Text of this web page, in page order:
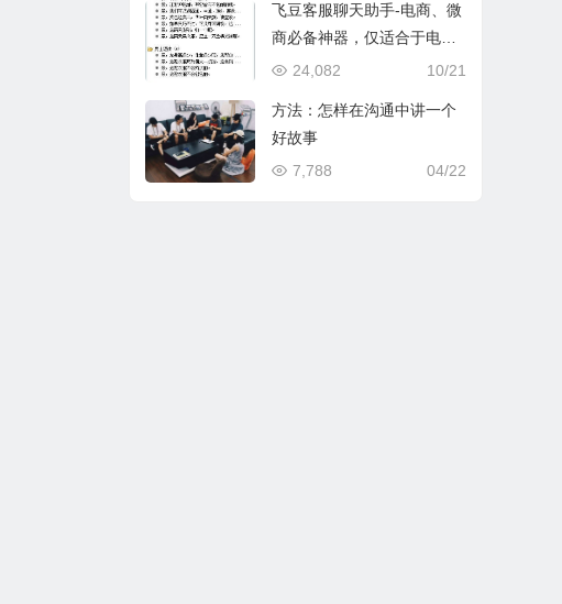
飞豆客服聊天助手-电商、微
商必备神器，仅适合于电脑p
c
10/21
24,082
方法：怎样在沟通中讲一个
好故事
04/22
7,788